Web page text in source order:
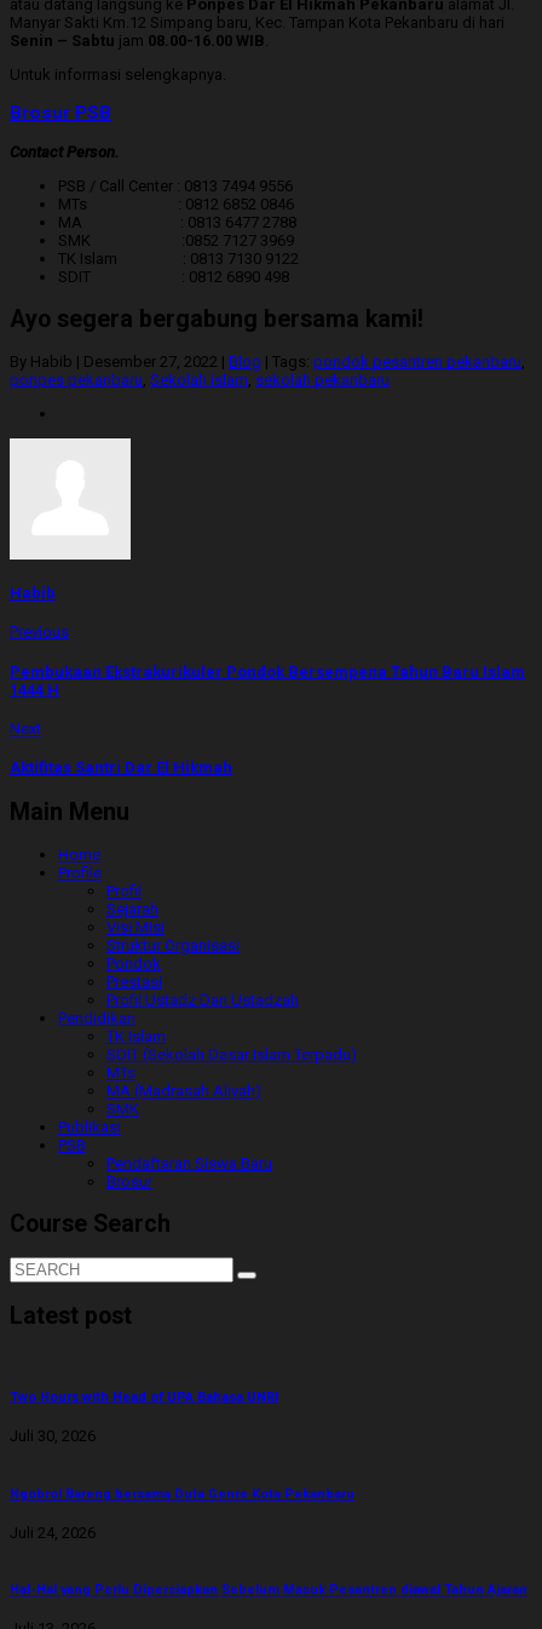
atau datang langsung ke Ponpes Dar El Hikmah Pekanbaru alamat Jl.
Manyar Sakti Km.12 Simpang baru, Kec. Tampan Kota Pekanbaru di hari
Senin – Sabtu jam 08.00-16.00 WIB.
Untuk informasi selengkapnya.
Brosur PSB
Contact Person.
PSB / Call Center : 0813 7494 9556
MTs : 0812 6852 0846
MA : 0813 6477 2788
SMK :0852 7127 3969
TK Islam : 0813 7130 9122
SDIT : 0812 6890 498
Ayo segera bergabung bersama kami!
By Habib | Desember 27, 2022 | Blog | Tags: pondok pesantren pekanbaru
ponpes pekanbaru Sekolah islam sekolah pekanbaru
Habib
Previous
Pembukaan Ekstrakurikuler Pondok Bersempena Tahun Baru Islam
1444 H
Next
Aktifitas Santri Dar El Hikmah
Main Menu
Home
Profile
Profil
Sejarah
Visi Misi
Struktur Organisasi
Pondok
Prestasi
Profil Ustadz Dan Ustadzah
Pendidikan
TK Islam
SDIT (Sekolah Dasar Islam Terpadu)
MTs
MA (Madrasah Aliyah)
SMK
Publikasi
PSB
Pendaftaran Siswa Baru
Brosur
Course Search
Latest post
Two Hours with Head of UPA Bahasa UNRI
Juli 30, 2026
Ngobrol Bareng bersama Duta Genre Kota Pekanbaru
Juli 24, 2026
Hal-Hal yang Perlu Dipersiapkan Sebelum Masuk Pesantren diawal Tahun Ajaran